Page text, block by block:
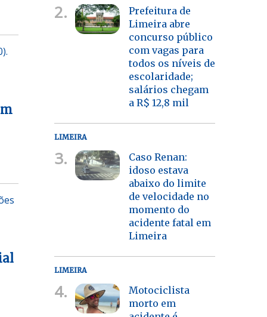
2.
Prefeitura de
Limeira abre
concurso público
com vagas para
todos os níveis de
escolaridade;
salários chegam
a R$ 12,8 mil
LIMEIRA
3.
Caso Renan:
idoso estava
abaixo do limite
de velocidade no
momento do
acidente fatal em
Limeira
LIMEIRA
4.
Motociclista
morto em